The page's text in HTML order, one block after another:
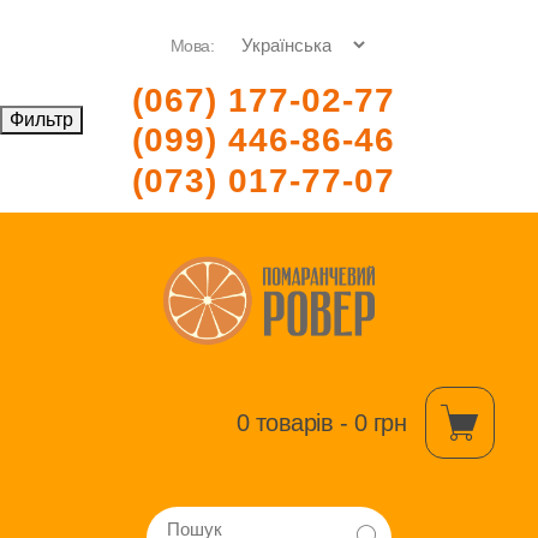
Мова:
(067) 177-02-77
(099) 446-86-46
(073) 017-77-07
0 товарів - 0 грн
Фильтр